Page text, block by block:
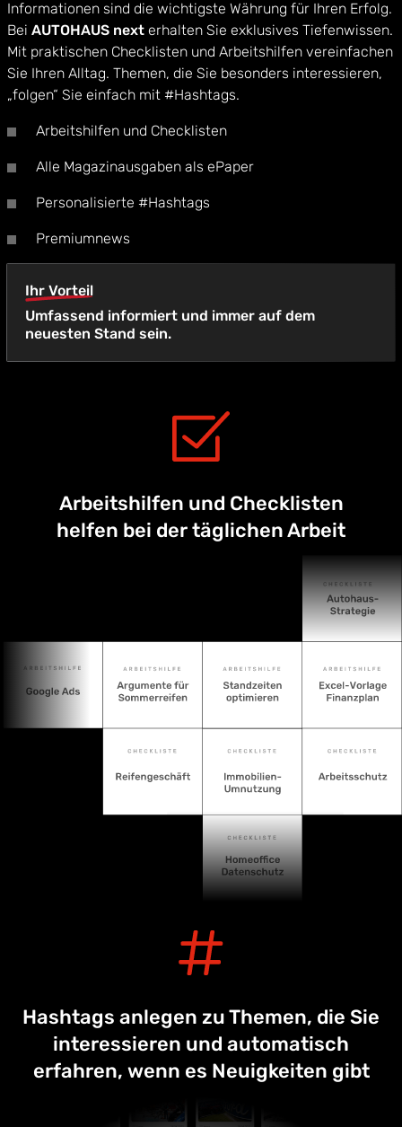
Informationen sind die wichtigste Währung für Ihren Erfolg.
Bei AUTOHAUS next erhalten Sie exklusives Tiefenwissen.
Mit praktischen Checklisten und Arbeitshilfen vereinfachen
Sie Ihren Alltag. Themen, die Sie besonders interessieren,
„folgen“ Sie einfach mit #Hashtags.
Arbeitshilfen und Checklisten
Alle Magazinausgaben als ePaper
Personalisierte #Hashtags
Premiumnews
Ihr Vorteil
Umfassend informiert und immer auf dem
neuesten Stand sein.
Arbeitshilfen und Checklisten
helfen bei der täglichen Arbeit
Hashtags anlegen zu Themen, die Sie
interessieren und automatisch
erfahren, wenn es Neuigkeiten gibt